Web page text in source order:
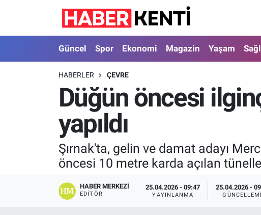
Güncel Spor Ekonomi Magazin Yaşam
HABERLER ÇEVRE
Düğün öncesi
yapıldı
Şırnak'ta, gelin ve damat adayı
öncesi 10 metre karda açılan
HABER MERKEZI
EDITÖR
25.04.2026 - 09:47
YAYINLANMA
25.04.2026 -
Güncel
Spor
Ekonomi
Magazin
Nöbetçi Eczaneler
Hava Durumu
İstanbul Namaz Vakitleri
Trafik Durumu
Süper Lig Puan Durumu ve Fikstür
Tüm Manşetler
Son Dakika Haberleri